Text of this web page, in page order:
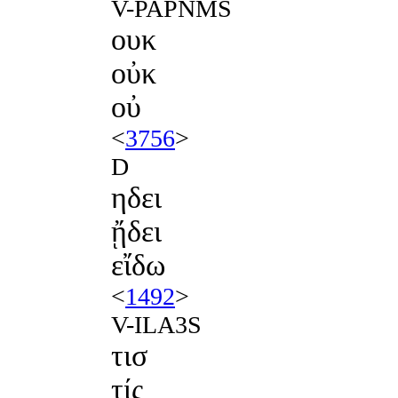
V-PAPNMS
ουκ
οὐκ
οὐ
<3756>
D
ηδει
ᾔδει
εἴδω
<1492>
V-ILA3S
τισ
τίς